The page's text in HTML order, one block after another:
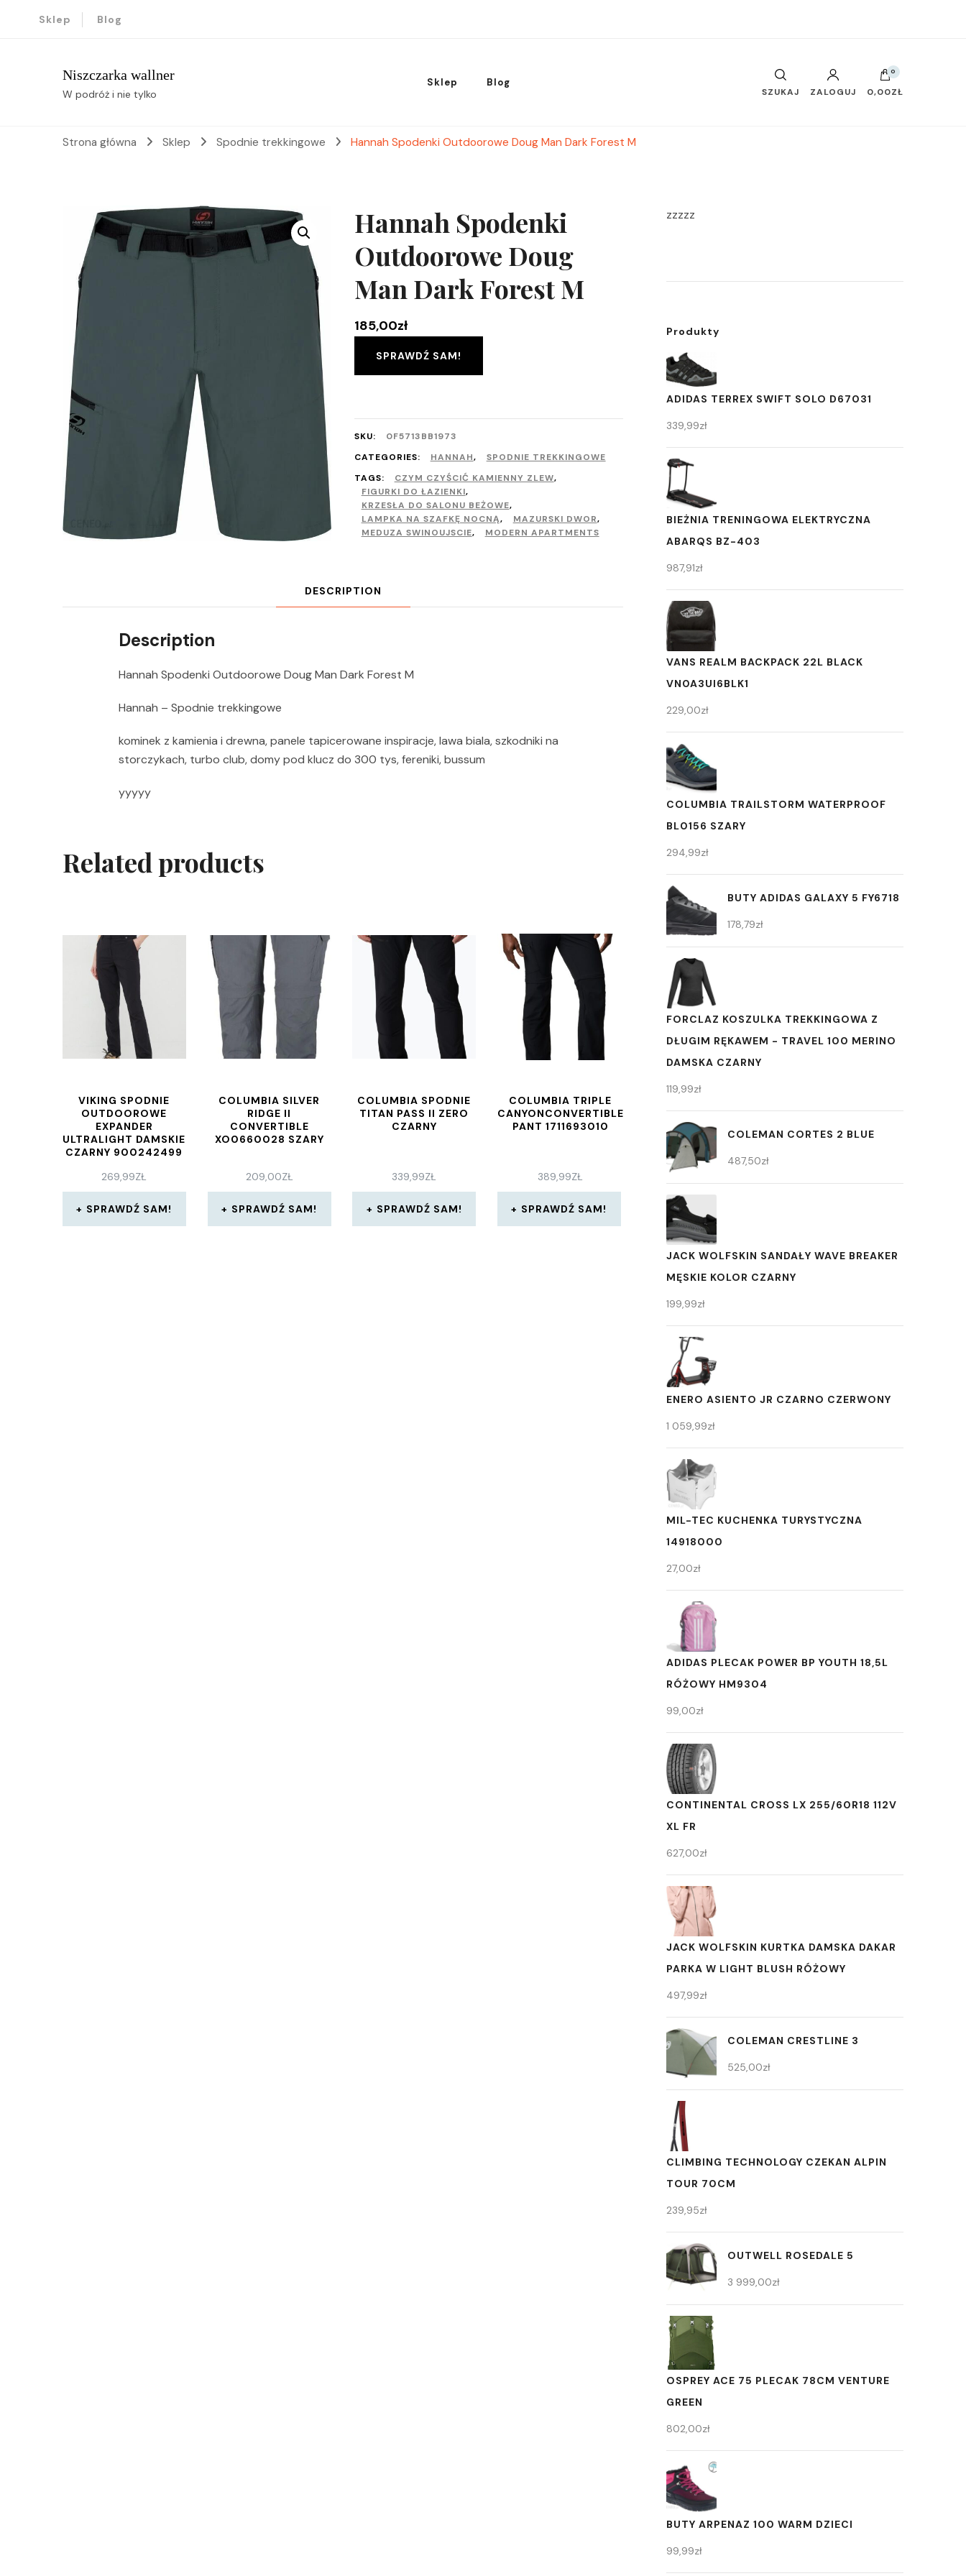
Sklep Blog
Niszczarka wallner
W podróż i nie tylko
Sklep Blog
SZUKAJ ZALOGUJ
0
0,00ZŁ
Strona główna Sklep Spodnie trekkingowe Hannah Spodenki Outdoorowe Doug Man Dark Forest M
Hannah Spodenki
Outdoorowe Doug
Man Dark Forest M
185,00zł
SPRAWDŹ SAM!
SKU:
0F5713BB1973
CATEGORIES:
HANNAH,
SPODNIE TREKKINGOWE
TAGS:
CZYM CZYŚCIĆ KAMIENNY ZLEW,
FIGURKI DO ŁAZIENKI,
KRZESŁA DO SALONU BEŻOWE,
LAMPKA NA SZAFKĘ NOCNĄ, MAZURSKI DWOR,
MEDUZA SWINOUJSCIE, MODERN APARTMENTS
DESCRIPTION
Description
Hannah Spodenki Outdoorowe Doug Man Dark Forest M
Hannah – Spodnie trekkingowe
kominek z kamienia i drewna, panele tapicerowane inspiracje, lawa biala, szkodniki na
storczykach, turbo club, domy pod klucz do 300 tys, fereniki, bussum
yyyyy
Related products
VIKING SPODNIE
OUTDOOROWE
EXPANDER
ULTRALIGHT DAMSKIE
CZARNY 900242499
269,99ZŁ
SPRAWDŹ SAM!
COLUMBIA SILVER
RIDGE II
CONVERTIBLE
XO0660028 SZARY
209,00ZŁ
SPRAWDŹ SAM!
COLUMBIA SPODNIE
TITAN PASS II ZERO
CZARNY
339,99ZŁ
SPRAWDŹ SAM!
COLUMBIA TRIPLE
CANYONCONVERTIBLE
PANT 1711693010
389,99ZŁ
SPRAWDŹ SAM!
zzzzz
Produkty
ADIDAS TERREX SWIFT SOLO D67031
339,99zł
BIEŻNIA TRENINGOWA ELEKTRYCZNA
ABARQS BZ-403
987,91zł
VANS REALM BACKPACK 22L BLACK
VN0A3UI6BLK1
229,00zł
COLUMBIA TRAILSTORM WATERPROOF
BL0156 SZARY
294,99zł
BUTY ADIDAS GALAXY 5 FY6718
178,79zł
FORCLAZ KOSZULKA TREKKINGOWA Z
DŁUGIM RĘKAWEM - TRAVEL 100 MERINO
DAMSKA CZARNY
119,99zł
COLEMAN CORTES 2 BLUE
487,50zł
JACK WOLFSKIN SANDAŁY WAVE BREAKER
MĘSKIE KOLOR CZARNY
199,99zł
ENERO ASIENTO JR CZARNO CZERWONY
1 059,99zł
MIL-TEC KUCHENKA TURYSTYCZNA
14918000
27,00zł
ADIDAS PLECAK POWER BP YOUTH 18,5L
RÓŻOWY HM9304
99,00zł
CONTINENTAL CROSS LX 255/60R18 112V
XL FR
627,00zł
JACK WOLFSKIN KURTKA DAMSKA DAKAR
PARKA W LIGHT BLUSH RÓŻOWY
497,99zł
COLEMAN CRESTLINE 3
525,00zł
CLIMBING TECHNOLOGY CZEKAN ALPIN
TOUR 70CM
239,95zł
OUTWELL ROSEDALE 5
3 999,00zł
OSPREY ACE 75 PLECAK 78CM VENTURE
GREEN
802,00zł
BUTY ARPENAZ 100 WARM DZIECI
99,99zł